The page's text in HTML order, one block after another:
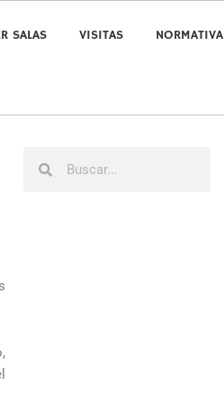
SALAS VISITAS NORMATIVA